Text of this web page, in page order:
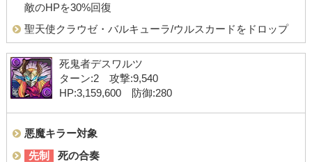
敵のHPを30%回復
聖天使クラウゼ・バルキューラ/ウルスカードをドロップ
死鬼者デスワルツ
ターン:2 攻撃:9,540
HP:3,159,600 防御:280
悪魔キラー対象
先制
死の合奏